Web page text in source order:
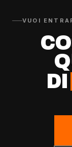
VUOI
DI